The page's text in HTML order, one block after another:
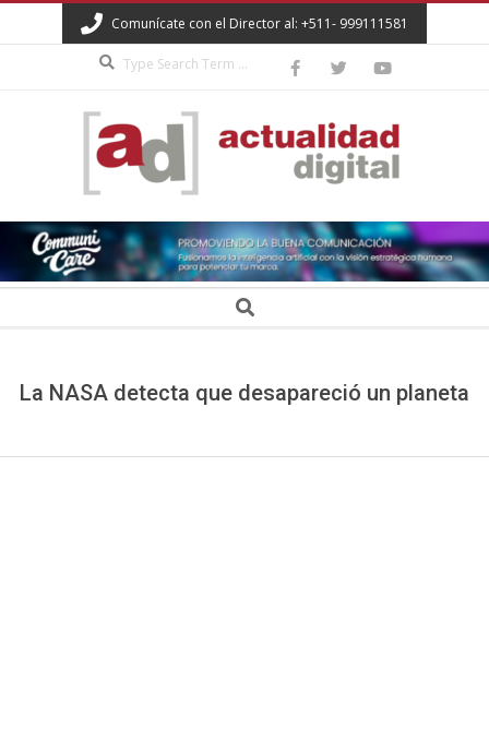
to
Comunícate con el Director al: +511- 999111581
ACTUALIDAD
DIGITAL Search
La NASA detecta que desapareció un planeta